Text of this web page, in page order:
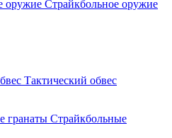
Страйкбольное оружие
Тактический обвес
Страйкбольные